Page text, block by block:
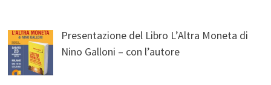
Presentazione del Libro L’Altra Moneta di
Nino Galloni – con l’autore